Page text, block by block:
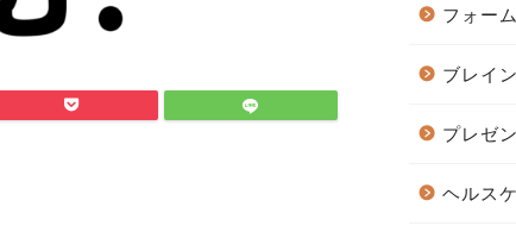
フォー
ブレイ
プレゼ
ヘルス